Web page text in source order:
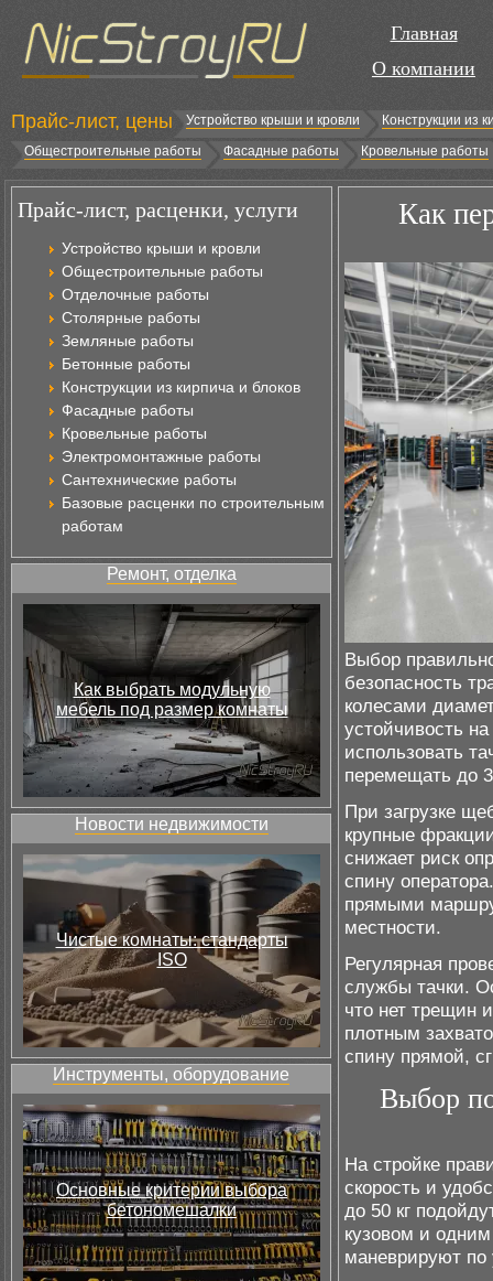
Главная
О компании
Прайс-лист, цены Устройство крыши и кровли
Конструкции из
Общестроительные работы
Фасадные работы Кровельные работы
Прайс-лист, расценки, услуги
Устройство крыши и кровли
Общестроительные работы
Отделочные работы
Столярные работы
Земляные работы
Бетонные работы
Конструкции из кирпича и блоков
Фасадные работы
Кровельные работы
Электромонтажные работы
Сантехнические работы
Базовые расценки по строительным
работам
Ремонт, отделка
Как выбрать модульную
мебель под размер комнаты
Новости недвижимости
Чистые комнаты: стандарты
ISO
Инструменты, оборудование
Основные критерии выбора
бетономешалки
Как
Выбор
безопасность
колесами
устойчивость
использовать
перемещать до
При загрузке
крупные
снижает риск
спину
прямыми
местности.
Регулярная
службы тачки.
что нет трещин
плотным
спину прямой,
Выбор
На стройке
скорость и
до 50 кг
кузовом и
маневрируют